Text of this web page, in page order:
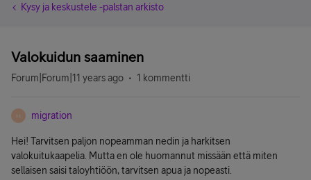
Kysy ja keskustele -palstan arkisto
Valokuidun saaminen
Forum|Forum|11 years ago 1 kommentti
M migration
Hei! Tarvitsen paljon nopeamman nedin ja harkitsen
valokuitukaapelia. Mutta en ole huomannut missään että miten
sellaisen saisi taloyhtiöön, tarvitsen apua ja nopeasti.